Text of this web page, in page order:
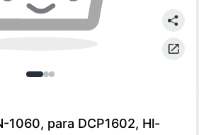
ImagenImagen
Imagen
1060, para DCP1602, Hl-